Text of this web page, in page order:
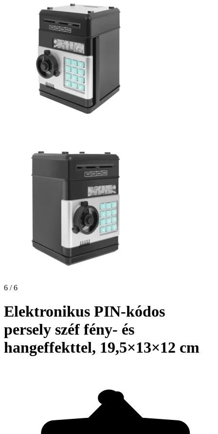
6 / 6
Elektronikus PIN-kódos
persely széf fény- és
hangeffekttel, 19,5×13×12 cm